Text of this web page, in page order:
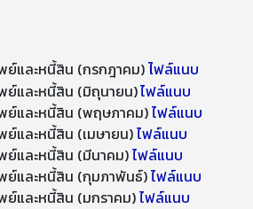
ย์และหนี้สิน (กรกฎาคม)ไฟล์แนบ
ย์และหนี้สิน (มิถุนายน)ไฟล์แนบ
ย์และหนี้สิน (พฤษภาคม)ไฟล์แนบ
ย์และหนี้สิน (เมษายน)ไฟล์แนบ
ย์และหนี้สิน (มีนาคม)ไฟล์แนบ
ย์และหนี้สิน (กุมภาพันธ์)ไฟล์แนบ
ย์และหนี้สิน (มกราคม)ไฟล์แนบ